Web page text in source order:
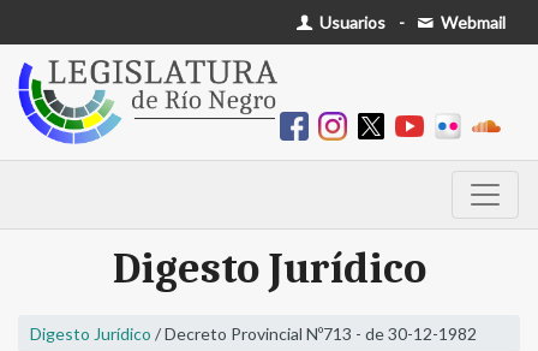
Usuarios - Webmail
Digesto Jurídico
Digesto Jurídico / Decreto Provincial Nº713 - de 30-12-1982